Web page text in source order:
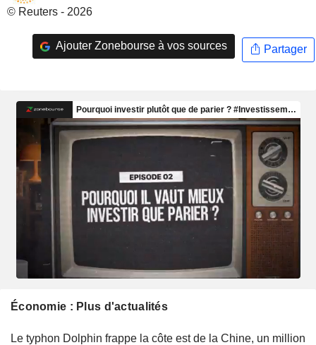
© Reuters - 2026
Ajouter Zonebourse à vos sources Partager
Économie : Plus d'actualités
Le typhon Dolphin frappe la côte est de la Chine, un million